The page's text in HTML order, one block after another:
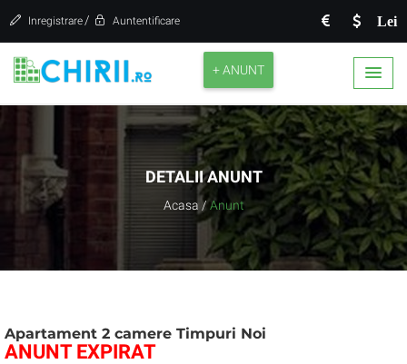
Lei
Inregistrare / Auntentificare
+ ANUNT
DETALII ANUNT
Acasa / Anunt
Apartament 2 camere Timpuri Noi
ANUNT EXPIRAT